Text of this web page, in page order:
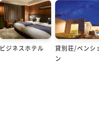
ビジネスホテル
貸別荘/ペンシ
ン